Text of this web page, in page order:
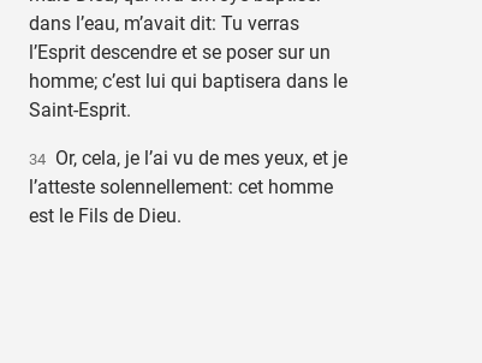
dans l’eau, m’avait dit: Tu verras
l’Esprit descendre et se poser sur un
homme; c’est lui qui baptisera dans le
Saint-Esprit.
34 Or, cela, je l’ai vu de mes yeux, et je
l’atteste solennellement: cet homme
est le Fils de Dieu.